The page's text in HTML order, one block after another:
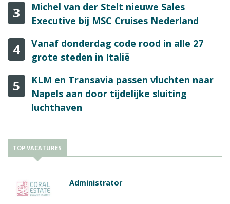
3
Michel van der Stelt nieuwe Sales
Executive bij MSC Cruises Nederland
4
Vanaf donderdag code rood in alle 27
grote steden in Italië
5
KLM en Transavia passen vluchten naar
Napels aan door tijdelijke sluiting
luchthaven
TOP VACATURES
Administrator